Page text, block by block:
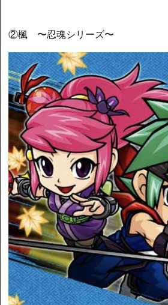
②楓 〜忍魂シリーズ〜